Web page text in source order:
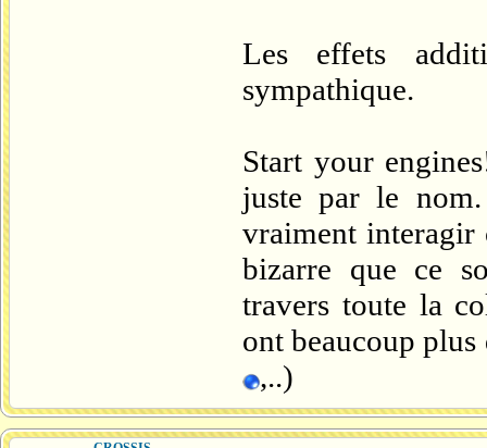
Les effets
sympathique.
Start your
juste par le
vraiment
bizarre que ce
travers toute la
ont beaucoup
,..)